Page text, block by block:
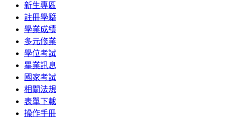
新生專區
註冊學籍
學業成績
多元修業
學位考試
畢業訊息
國家考試
相關法規
表單下載
操作手冊